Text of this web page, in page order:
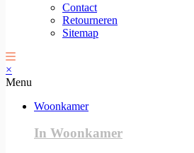
Contact
Retourneren
Sitemap
×
Menu
Woonkamer
In Woonkamer